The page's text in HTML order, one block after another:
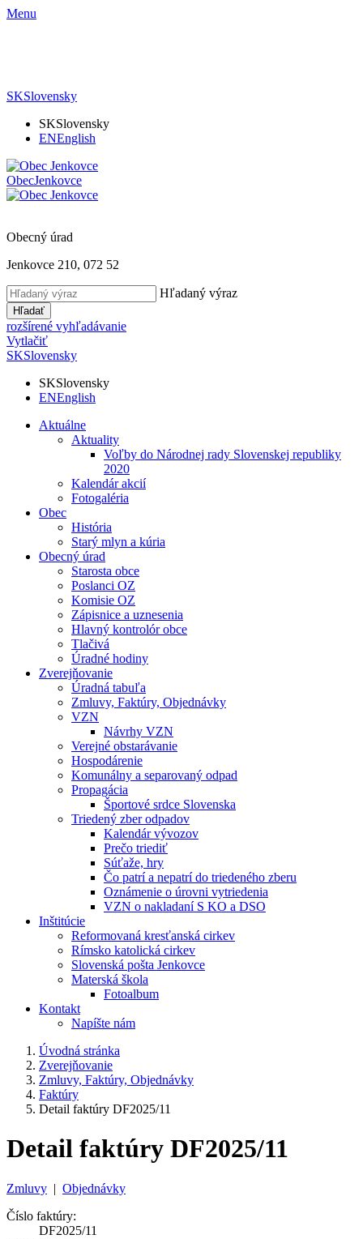
Menu
SKSlovensky
SKSlovensky
ENEnglish
ObecJenkovce
Obecný úrad
Jenkovce 210, 072 52
Hľadaný výraz
Hľadať
rozšírené vyhľadávanie
Vytlačiť
SKSlovensky
SKSlovensky
ENEnglish
Aktuálne
Aktuality
Voľby do Národnej rady Slovenskej republiky
2020
Kalendár akcií
Fotogaléria
Obec
História
Starý mlyn a kúria
Obecný úrad
Starosta obce
Poslanci OZ
Komisie OZ
Zápisnice a uznesenia
Hlavný kontrolór obce
Tlačivá
Úradné hodiny
Zverejňovanie
Úradná tabuľa
Zmluvy, Faktúry, Objednávky
VZN
Návrhy VZN
Verejné obstarávanie
Hospodárenie
Komunálny a separovaný odpad
Propagácia
Športové srdce Slovenska
Triedený zber odpadov
Kalendár vývozov
Prečo triediť
Súťaže, hry
Čo patrí a nepatrí do triedeného zberu
Oznámenie o úrovni vytriedenia
VZN o nakladaní S KO a DSO
Inštitúcie
Reformovaná kresťanská cirkev
Rímsko katolická cirkev
Slovenská pošta Jenkovce
Materská škola
Fotoalbum
Kontakt
Napíšte nám
Úvodná stránka
Zverejňovanie
Zmluvy, Faktúry, Objednávky
Faktúry
Detail faktúry DF2025/11
Detail faktúry DF2025/11
Zmluvy | Objednávky
Číslo faktúry:
DF2025/11